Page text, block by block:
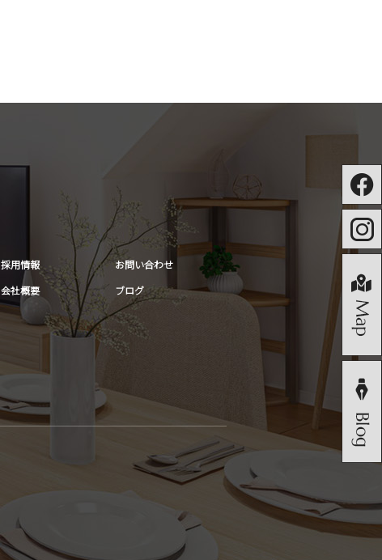
採用情報
お問い合わせ
会社概要
ブログ